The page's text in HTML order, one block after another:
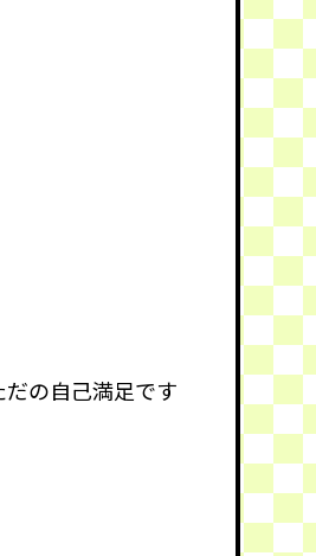
の自己満足です